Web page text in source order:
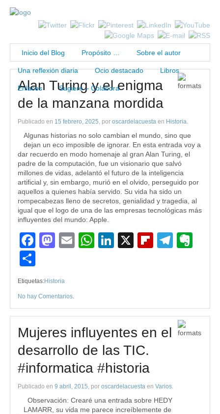
Inicio del Blog Propósito … Sobre el autor
Una reflexión diaria Ocio destacado Libros
Enlaces Sugiere – Colabora
Alan Turing y el enigma
de la manzana mordida
Publicado en 15 febrero, 2025, por oscardelacuesta en Historia.
Algunas historias no solo cambian el mundo, sino que
dejan un eco imposible de ignorar. En esta entrada voy a
dar recuerdo en modo homenaje al gran Alan Turing, el
padre de la computación, fue un visionario que salvó
millones de vidas, adelantó el futuro de la inteligencia
artificial y, sin embargo, murió en el olvido, perseguido por
aquellos a quienes había servido. Su vida ha sido un
rompecabezas lleno de secretos, genialidad y tragedia, al
igual que el logo de una de las empresas tecnológicas más
influyentes del mundo: Apple.
Facebook
Mastodon
EmailWhatsApp
LinkedIn
X Flipboard
Etiquetas:Historia
No hay Comentarios.
Mujeres influyentes en el
desarrollo de las TIC.
#informatica #historia
Publicado en 9 abril, 2015, por oscardelacuesta en Varios.
Observación: Crearé una entrada sobre HEDY
LAMARR, su vida me parece increíblemente de